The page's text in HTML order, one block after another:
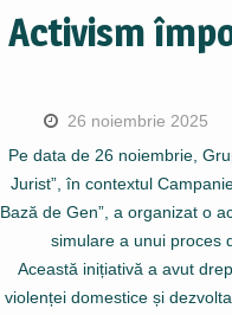
Activism
26 noiembrie 2025
Pe data de 26 noiembrie,
Jurist”, în contextul
Bază de Gen”, a organizat o
simulare a unui proces
Această inițiativă a avut
violenței domestice și